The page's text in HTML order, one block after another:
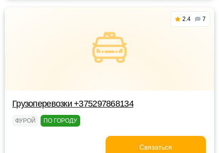
2.4 7
Грузоперевозки +375297868134
ФУРОЙ ПО ГОРОДУ
Связаться